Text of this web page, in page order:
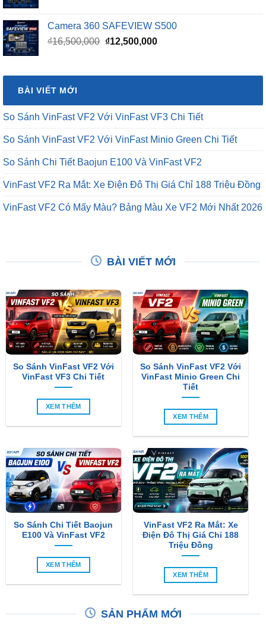
Camera 360 SAFEVIEW S500
₫16,500,000 Giá
₫16,500,000.
₫12,500,000Giá
là:
BÀI VIẾT MỚI
So Sánh VinFast VF2 Với VinFast VF3 Chi Tiết
So Sánh VinFast VF2 Với VinFast Minio Green Chi Tiết
So Sánh Chi Tiết Baojun E100 Và VinFast VF2
VinFast VF2 Ra Mắt: Xe Điện Đô Thị Giá Chỉ 188 Triệu Đồng
VinFast VF2 Có Mấy Màu? Bảng Màu Xe VF2 Mới Nhất 2026
BÀI VIẾT MỚI
So Sánh VinFast VF2 Với
VinFast VF3 Chi Tiết
XEM THÊM
So Sánh VinFast VF2 Với
VinFast Minio Green Chi
Tiết
XEM THÊM
So Sánh Chi Tiết Baojun
E100 Và VinFast VF2
XEM THÊM
VinFast VF2 Ra Mắt: Xe
Điện Đô Thị Giá Chỉ 188
Triệu Đồng
XEM THÊM
SẢN PHẨM MỚI